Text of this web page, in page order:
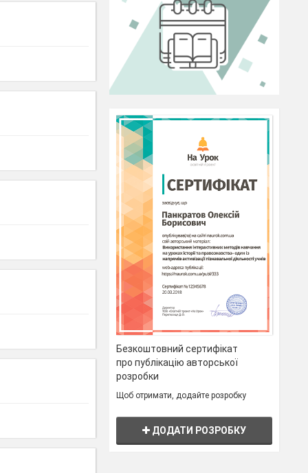
Безкоштовний сертифікат
про публікацію авторської
розробки
Щоб отримати, додайте розробку
ДОДАТИ РОЗРОБКУ